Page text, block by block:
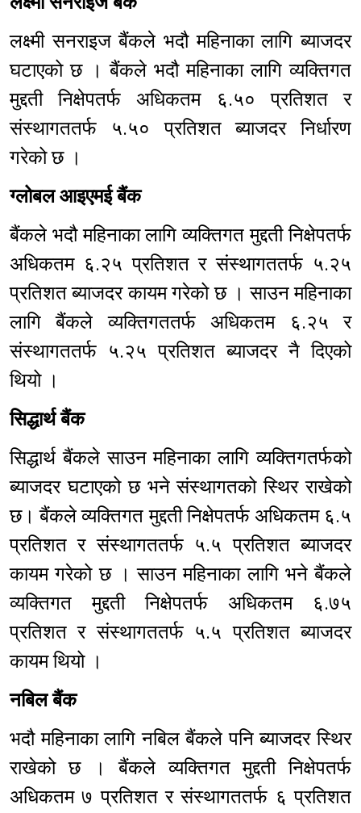
लक्ष्मी सनराइज बैंकले भदौ महिनाका लागि ब्याजदर
घटाएको छ । बैंकले भदौ महिनाका लागि व्यक्तिगत
मुद्दती निक्षेपतर्फ अधिकतम ६.५० प्रतिशत र
संस्थागततर्फ ५.५० प्रतिशत ब्याजदर निर्धारण
गरेको छ ।
ग्लोबल आइएमई बैंक
बैंकले भदौ महिनाका लागि व्यक्तिगत मुद्दती निक्षेपतर्फ
अधिकतम ६.२५ प्रतिशत र संस्थागततर्फ ५.२५
प्रतिशत ब्याजदर कायम गरेको छ । साउन महिनाका
लागि बैंकले व्यक्तिगततर्फ अधिकतम ६.२५ र
संस्थागततर्फ ५.२५ प्रतिशत ब्याजदर नै दिएको
थियो ।
सिद्धार्थ बैंक
सिद्धार्थ बैंकले साउन महिनाका लागि व्यक्तिगतर्फको
ब्याजदर घटाएको छ भने संस्थागतको स्थिर राखेको
छ। बैंकले व्यक्तिगत मुद्दती निक्षेपतर्फ अधिकतम ६.५
प्रतिशत र संस्थागततर्फ ५.५ प्रतिशत ब्याजदर
कायम गरेको छ । साउन महिनाका लागि भने बैंकले
व्यक्तिगत मुद्दती निक्षेपतर्फ अधिकतम ६.७५
प्रतिशत र संस्थागततर्फ ५.५ प्रतिशत ब्याजदर
कायम थियो ।
नबिल बैंक
भदौ महिनाका लागि नबिल बैंकले पनि ब्याजदर स्थिर
राखेको छ । बैंकले व्यक्तिगत मुद्दती निक्षेपतर्फ
अधिकतम ७ प्रतिशत र संस्थागततर्फ ६ प्रतिशत